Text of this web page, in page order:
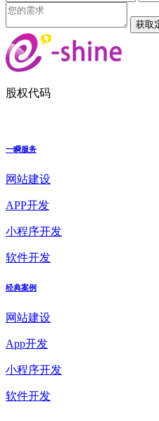
股权代码
一瞬服务
网站建设
APP开发
小程序开发
软件开发
经典案例
网站建设
App开发
小程序开发
软件开发